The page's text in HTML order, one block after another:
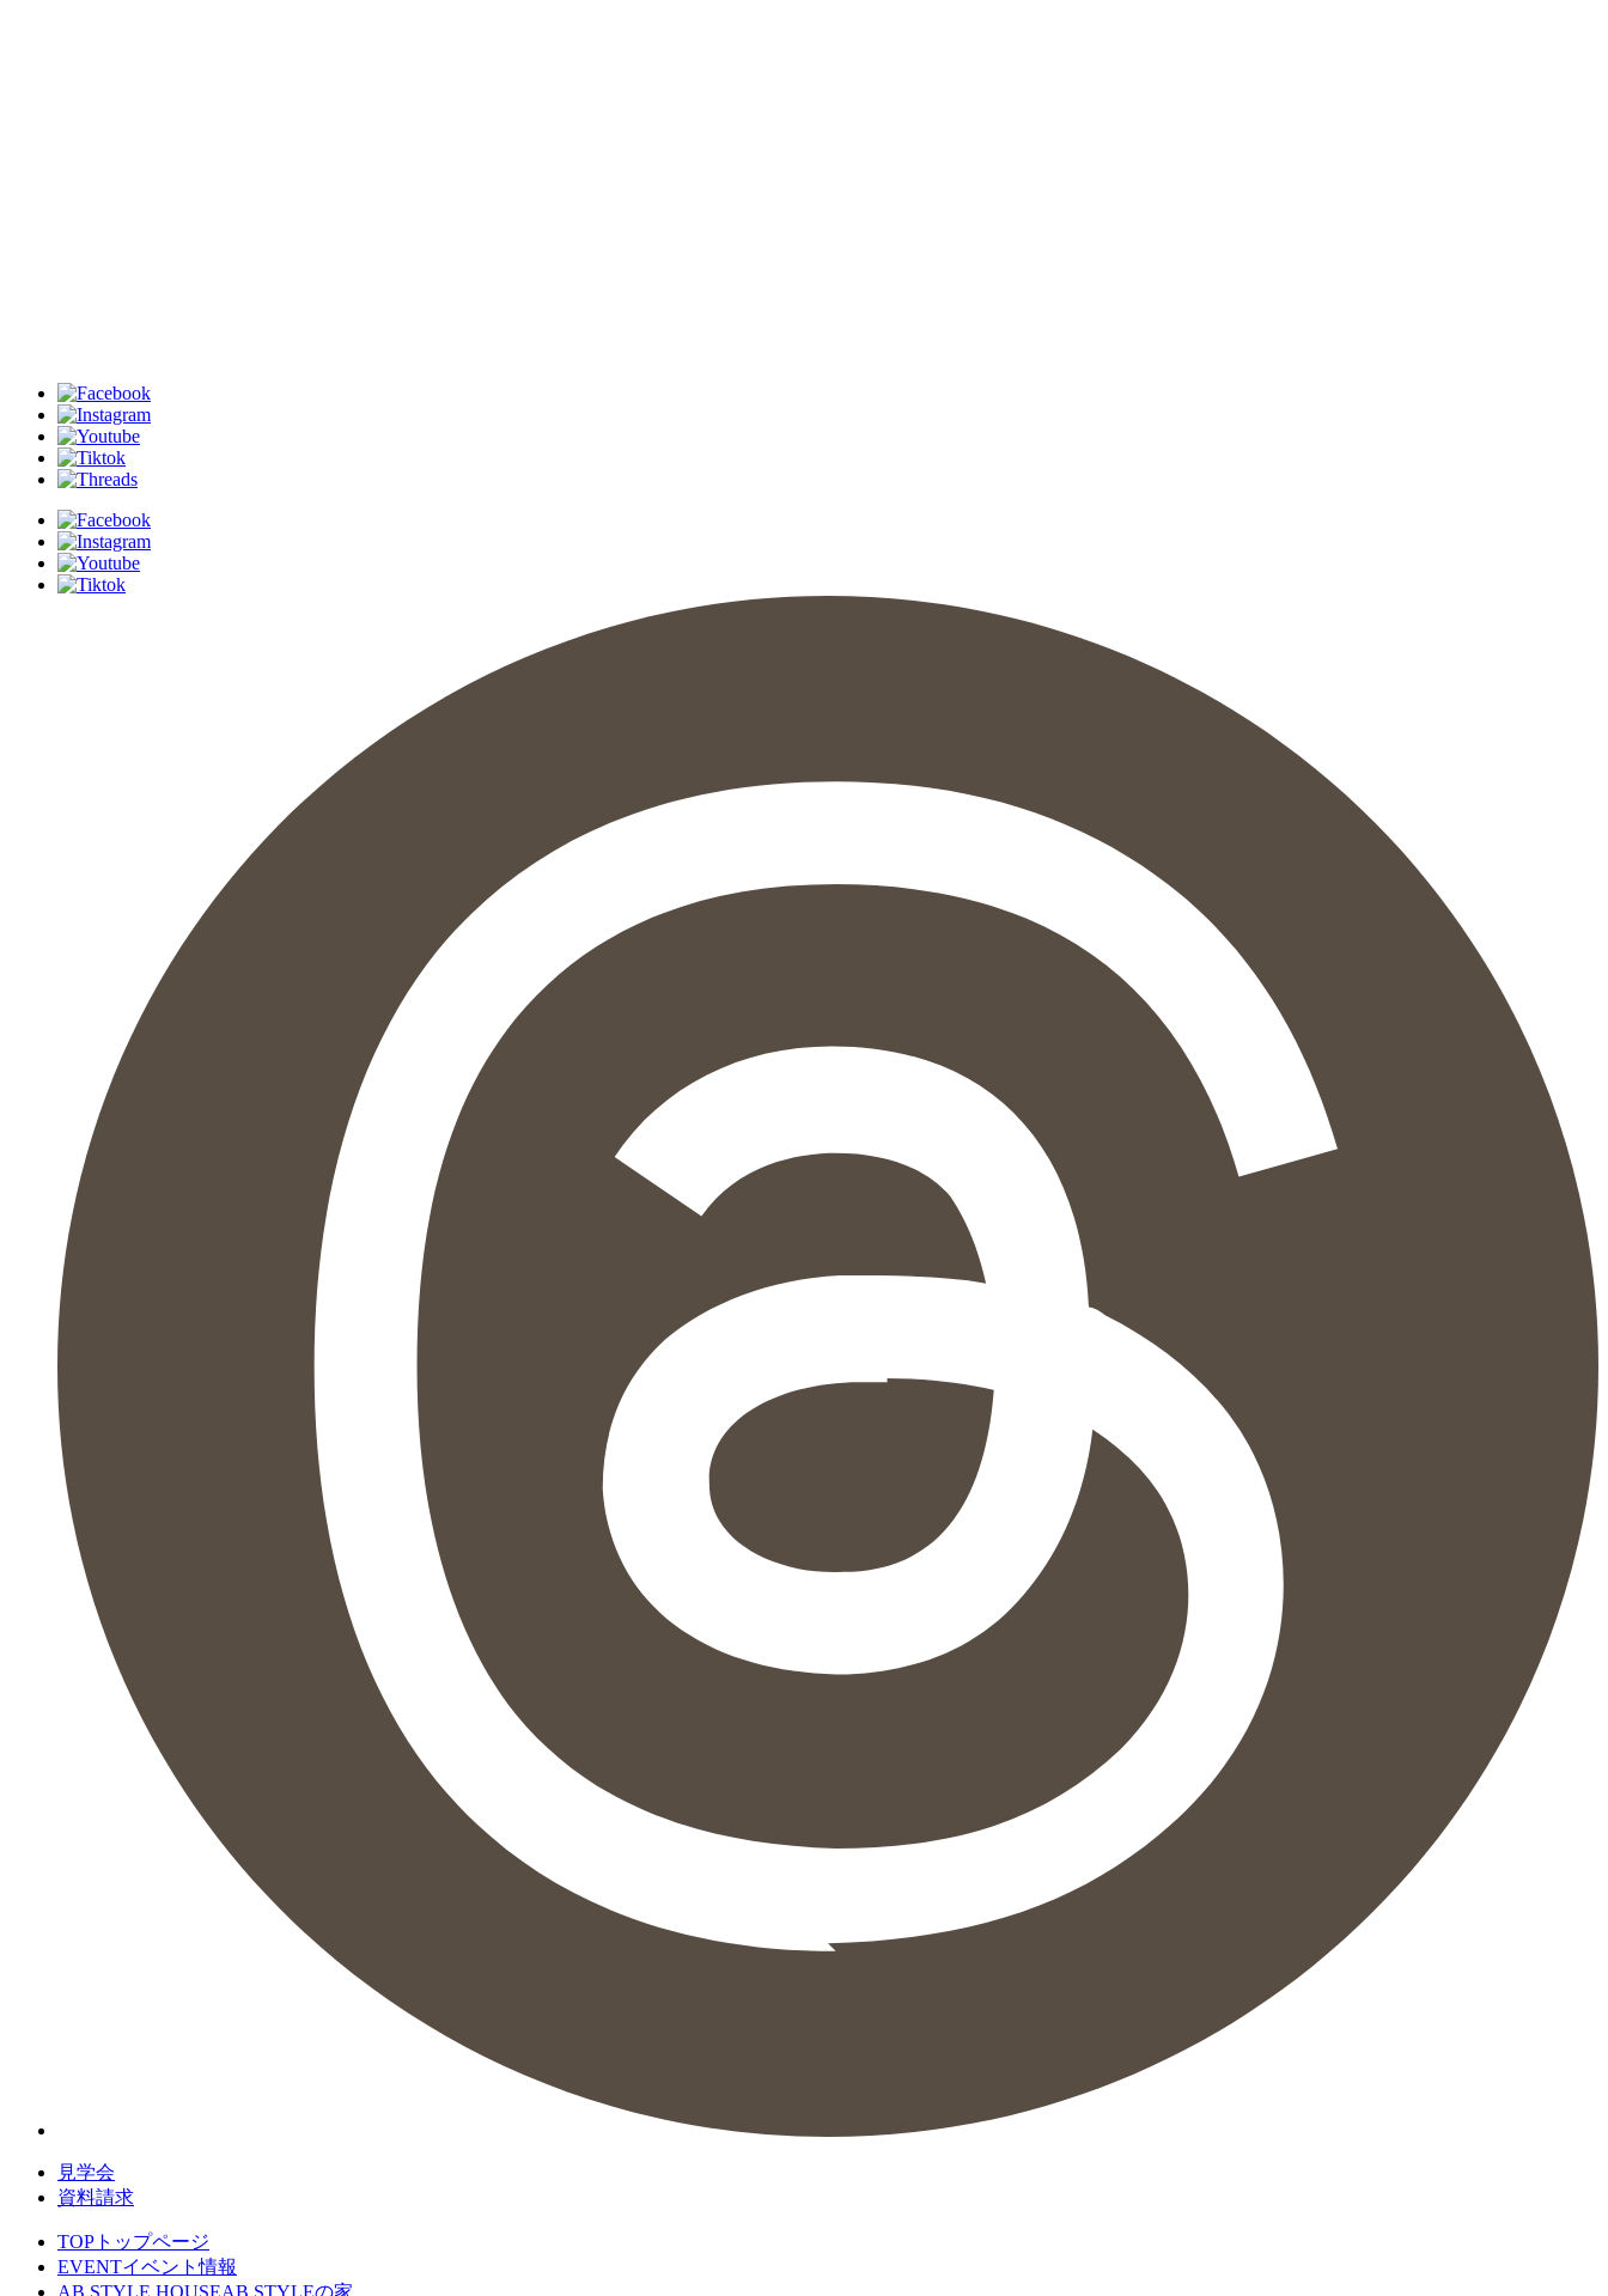
見学会
資料請求
TOP トップページ
EVENTイベント情報
AB STYLE HOUSEAB STYLEの家